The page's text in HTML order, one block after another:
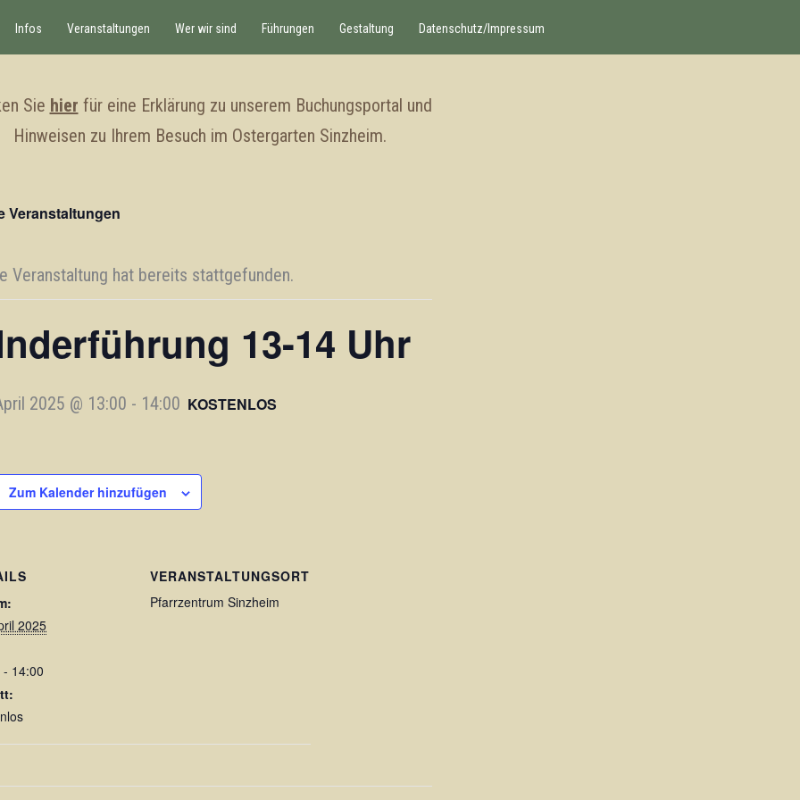
Infos Veranstaltungen Wer wir sind Führungen Gestaltung Datenschutz/Impressum
Sie hier für eine Erklärung zu unserem Buchungsportal und
Hinweisen zu Ihrem Besuch im Ostergarten Sinzheim.
Veranstaltungen
Veranstaltung hat bereits stattgefunden.
13-14 Uhr
2025 @ 13:00 - 14:00 KOSTENLOS
Zum Kalender hinzufügen
2025
- 14:00
VERANSTALTUNGSORT
Pfarrzentrum Sinzheim